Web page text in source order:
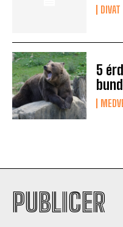
DIVAT
5
PUBLICER